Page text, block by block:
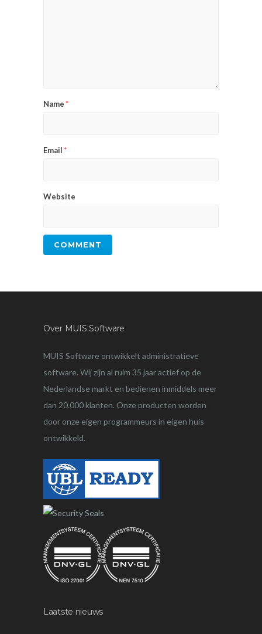
Name*
Email*
Website
Over MUIS Software
MUIS Software ontwikkelt administratieve
software. Wij zijn al ruim 35 jaar actief op de
Nederlandse markt en bedienen inmiddels meer
dan 20.000 klanten. Onze producten worden
door onze eigen programmeurs in eigen huis
ontwikkeld.
Laatste nieuws